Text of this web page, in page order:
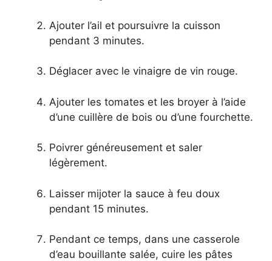
Ajouter l’ail et poursuivre la cuisson
pendant 3 minutes.
Déglacer avec le vinaigre de vin rouge.
Ajouter les tomates et les broyer à l’aide
d’une cuillère de bois ou d’une fourchette.
Poivrer généreusement et saler
légèrement.
Laisser mijoter la sauce à feu doux
pendant 15 minutes.
Pendant ce temps, dans une casserole
d’eau bouillante salée, cuire les pâtes